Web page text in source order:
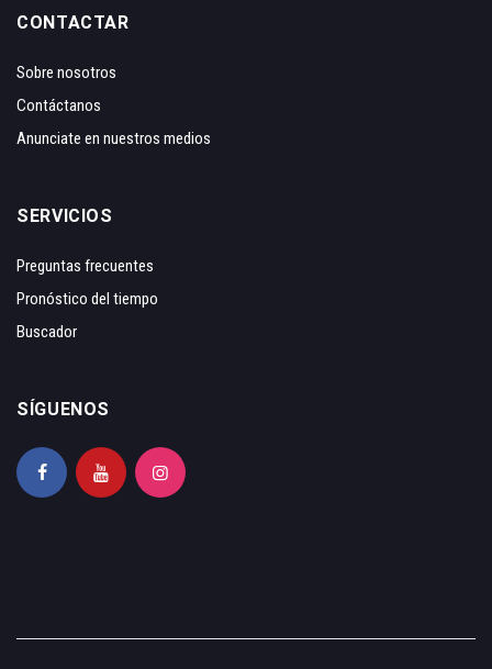
CONTACTAR
Sobre nosotros
Contáctanos
Anunciate en nuestros medios
SERVICIOS
Preguntas frecuentes
Pronóstico del tiempo
Buscador
SÍGUENOS